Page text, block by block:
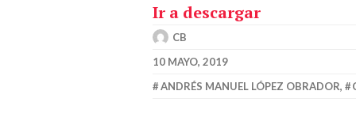
Ir a descargar
CB
10 MAYO, 2019
ANDRÉS MANUEL LÓPEZ OBRADOR,